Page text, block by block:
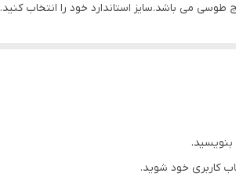
چرم طبیعی
طوسی می باشد.سایز استاندارد خود را انتخاب کنید.
کاربری خود شوید.